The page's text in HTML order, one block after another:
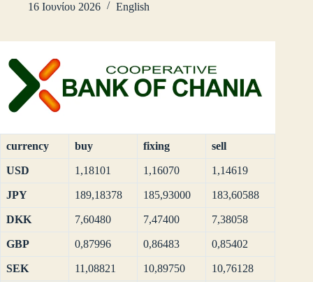
16 Ιουνίου 2026
English
currency buy fixing sell
USD 1,18101 1,16070 1,14619
JPY 189,18378 185,93000 183,60588
DKK 7,60480 7,47400 7,38058
GBP 0,87996 0,86483 0,85402
SEK 11,08821 10,89750 10,76128